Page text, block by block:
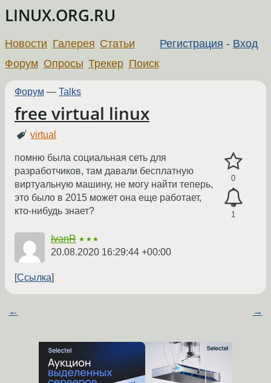
LINUX.ORG.RU
Регистрация - Вход
Новости Галерея Статьи
Форум Опросы Трекер Поиск
Форум — Talks
free virtual linux
virtual
0
1
помню была социальная сеть для
разработчиков, там давали бесплатную
виртуальную машину, не могу найти теперь,
это было в 2015 может она еще работает,
кто-нибудь знает?
IvanR ★★★
20.08.2020 16:29:44 +00:00
Ссылка
← →